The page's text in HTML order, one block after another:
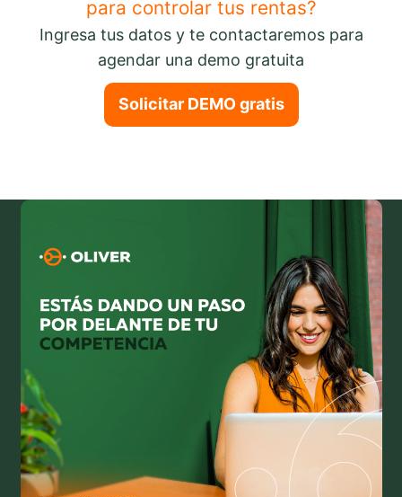
para controlar tus rentas?
Ingresa tus datos y te contactaremos para
agendar una demo gratuita
Solicitar DEMO gratis